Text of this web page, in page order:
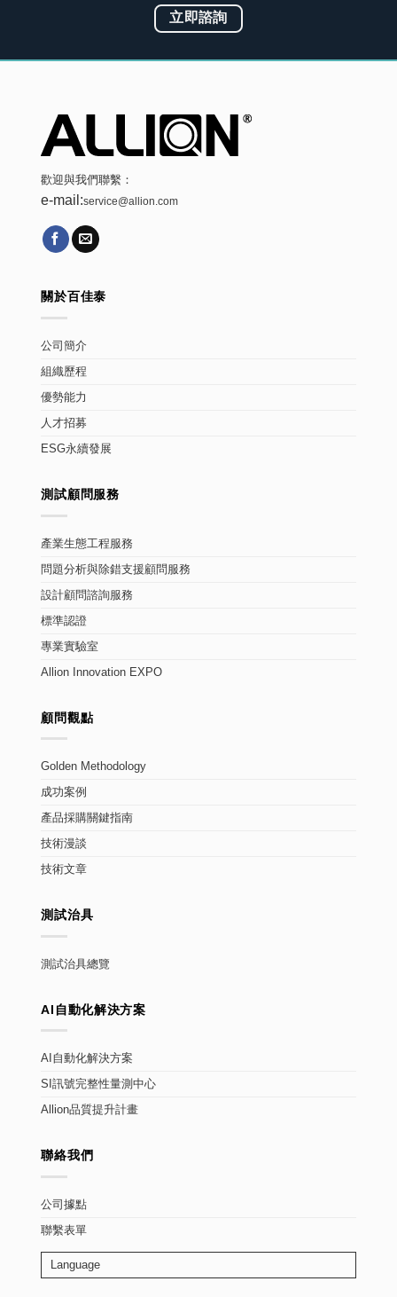
立即諮詢
歡迎與我們聯繫：
e-mail:service@allion.com
關於百佳泰
公司簡介
組織歷程
優勢能力
人才招募
ESG永續發展
測試顧問服務
產業生態工程服務
問題分析與除錯支援顧問服務
設計顧問諮詢服務
標準認證
專業實驗室
Allion Innovation EXPO
顧問觀點
Golden Methodology
成功案例
產品採購關鍵指南
技術漫談
技術文章
測試治具
測試治具總覽
AI自動化解決方案
AI自動化解決方案
SI訊號完整性量測中心
Allion品質提升計畫
聯絡我們
公司據點
聯繫表單
Language